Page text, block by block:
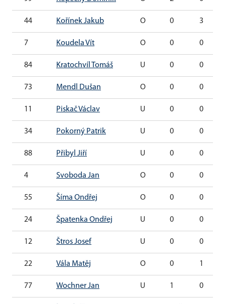
44 Kořínek Jakub O 0 3
7 Koudela Vít O 0 0
84 Kratochvíl Tomáš U 0 0
73 Mendl Dušan O 0 0
11 Piskač Václav U 0 0
34 Pokorný Patrik U 0 0
88 Přibyl Jiří U 0 0
4 Svoboda Jan O 0 0
55 Šíma Ondřej O 0 0
24 Špatenka Ondřej U 0 0
12 Štros Josef U 0 0
22 Vála Matěj O 0 1
77 Wochner Jan U 1 0